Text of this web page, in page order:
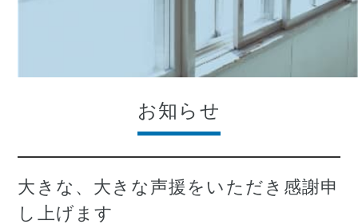
お知らせ
大きな、大きな声援をいただき感謝申
し上げます